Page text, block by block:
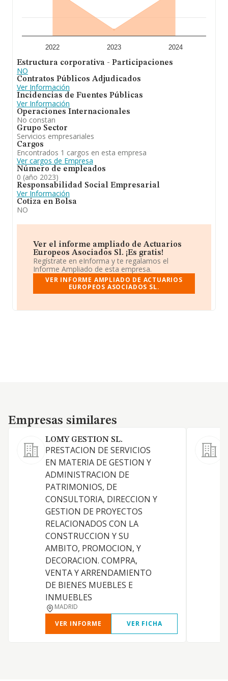
2022 2023 2024
Estructura corporativa - Participaciones
NO
Contratos Públicos Adjudicados
Ver Información
Incidencias de Fuentes Públicas
Ver Información
Operaciones Internacionales
No constan
Grupo Sector
Servicios empresariales
Cargos
Encontrados 1 cargos en esta empresa
Ver cargos de Empresa
Número de empleados
0 (año 2023)
Responsabilidad Social Empresarial
Ver Información
Cotiza en Bolsa
NO
Ver el informe ampliado de Actuarios
Europeos Asociados Sl. ¡Es gratis!
Regístrate en eInforma y te regalamos el
Informe Ampliado de esta empresa.
VER INFORME AMPLIADO DE ACTUARIOS
EUROPEOS ASOCIADOS SL.
Empresas similares
Empresas similares
LOMY GESTION SL.
PRESTACION DE SERVICIOS
EN MATERIA DE GESTION Y
ADMINISTRACION DE
PATRIMONIOS, DE
CONSULTORIA, DIRECCION Y
GESTION DE PROYECTOS
RELACIONADOS CON LA
CONSTRUCCION Y SU
AMBITO, PROMOCION, Y
DECORACION. COMPRA,
VENTA Y ARRENDAMIENTO
DE BIENES MUEBLES E
INMUEBLES
MADRID
VER INFORME
VER FICHA